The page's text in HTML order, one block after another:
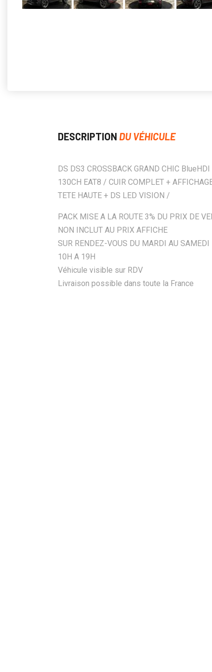
DESCRIPTION DU VÉHICULE
DS DS3 CROSSBACK GRAND CHIC BlueHDI
130CH EAT8 / CUIR COMPLET +
TETE HAUTE + DS LED VISION /
PACK MISE A LA ROUTE 3% DU PRIX DE
NON INCLUT AU PRIX AFFICHE
SUR RENDEZ-VOUS DU MARDI AU SAMEDI
10H A 19H
Véhicule visible sur RDV
Livraison possible dans toute la France